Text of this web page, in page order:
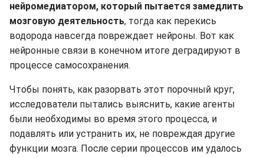
нейромедиатором, который пытается замедлить
мозговую деятельность, тогда как перекись
водорода навсегда повреждает нейроны. Вот как
нейронные связи в конечном итоге деградируют в
процессе самосохранения.
Чтобы понять, как разорвать этот порочный круг,
исследователи пытались выяснить, какие агенты
были необходимы во время этого процесса, и
подавлять или устранить их, не повреждая другие
функции мозга. После серии процессов им удалось